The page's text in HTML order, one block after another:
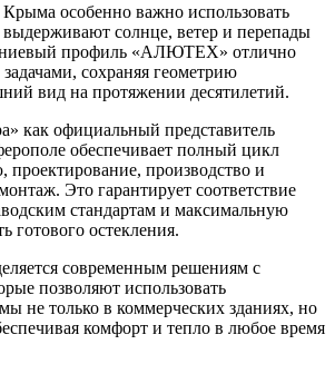
особенно важно использовать
солнце, ветер и перепады
профиль «АЛЮТЕХ» отлично
сохраняя геометрию
вид на протяжении десятилетий.
как официальный представитель
обеспечивает полный цикл
проектирование, производство и
Это гарантирует соответствие
стандартам и максимальную
готового остекления.
современным решениям с
позволяют использовать
не только в коммерческих зданиях, но
комфорт и тепло в любое время